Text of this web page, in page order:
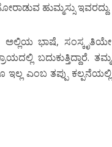
ಹುಮ್ಮಸ್ಸು ಇವರದ್ದು.
ಅಲ್ಲಿಯ ಭಾಷೆ, ಸಂಸ್ಕೃತಿಯೇ
ಬದುಕುತ್ತಿದ್ದಾರೆ. ತಮ್ಮ
ಎಂಬ ತಪ್ಪು ಕಲ್ಪನೆಯಲ್ಲಿ